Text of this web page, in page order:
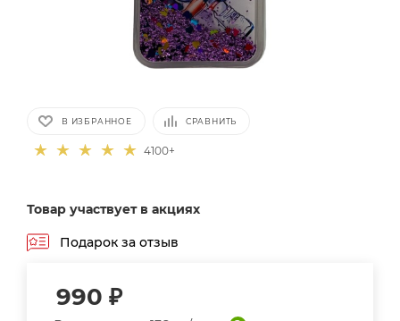
В ИЗБРАННОЕ СРАВНИТЬ
4100+
Товар участвует в акциях
Подарок за отзыв
990 ₽